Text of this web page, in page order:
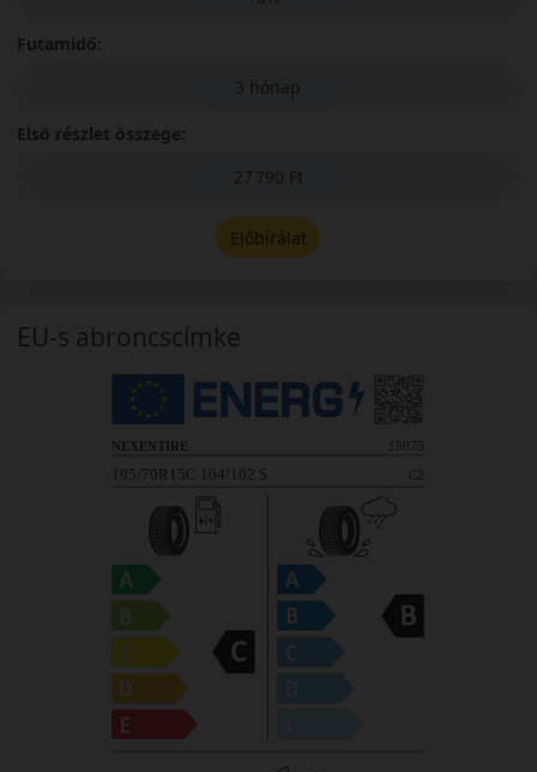
Futamidő:
3 hónap
Első részlet összege:
27 790 Ft
Előbírálat
EU-s abroncscímke